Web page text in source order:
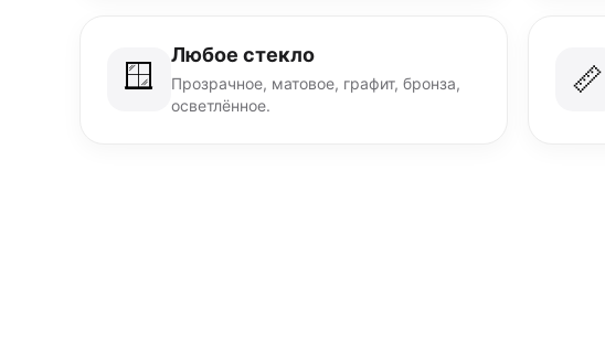
🪟
Любое стекло
Прозрачное, матовое, графит, бронза,
осветлённое.
📏